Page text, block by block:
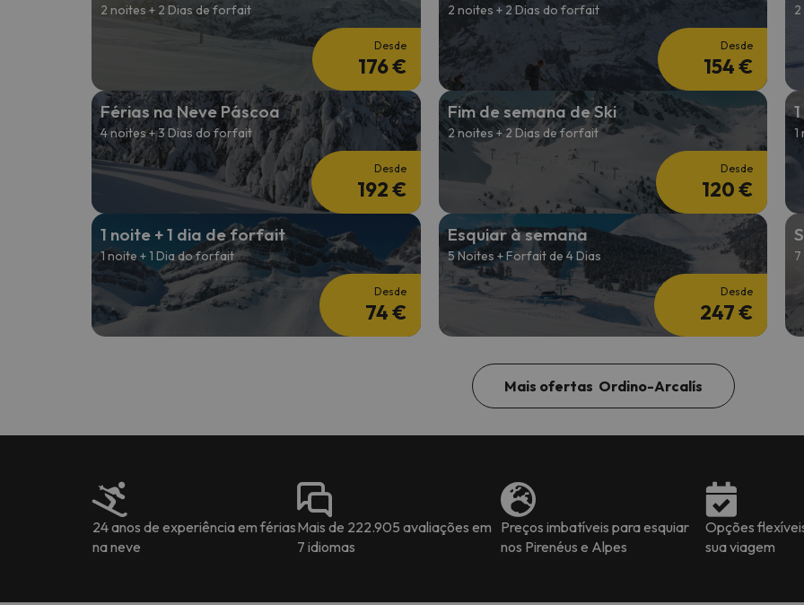
2 noites + 2 Dias de forfait
Desde
176 €
2 noites + 2 Dias do forfait
Desde
154 €
Férias na Neve Páscoa
4 noites + 3 Dias do forfait
Desde
192 €
Fim de semana de Ski
2 noites + 2 Dias de forfait
Desde
120 €
1
1 noite + 1 dia de forfait
1 noite + 1 Dia do forfait
Desde
74 €
Esquiar à semana
5 Noites + Forfait de 4 Dias
Desde
247 €
Mais ofertas Ordino-Arcalís
24 anos de experiência em férias
na neve
Mais de 222.905 avaliações em
7 idiomas
Preços imbatíveis para esquiar
nos Pirenéus e Alpes
Opções
sua viagem